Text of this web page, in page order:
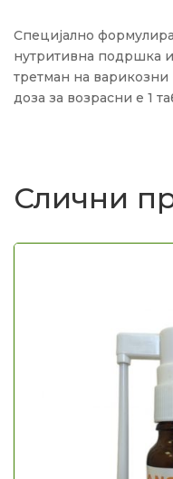
Специјално
нутритивна подршка
третман на
доза за возрасни е 1
Слични